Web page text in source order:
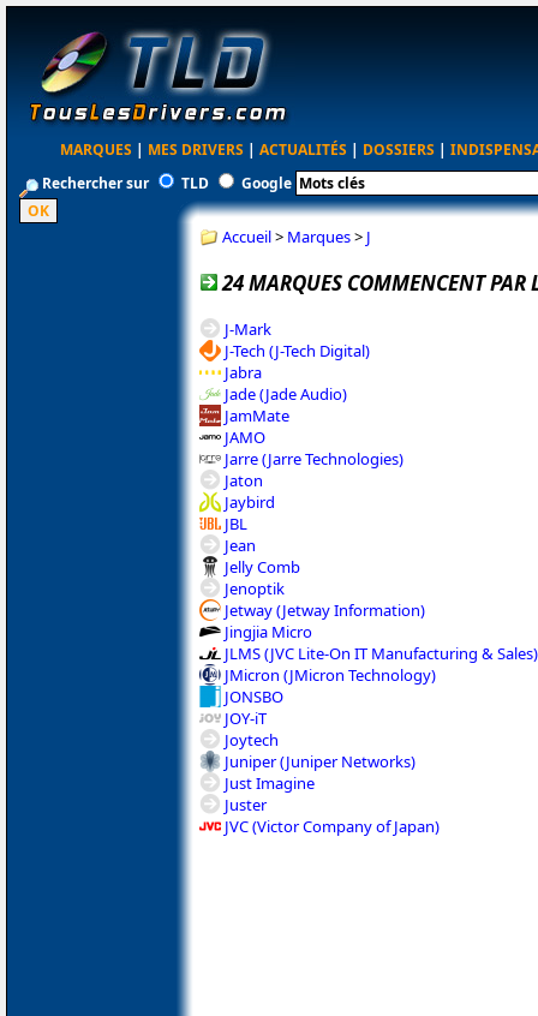
MARQUES | MES DRIVERS | ACTUALITÉS | DOSSIERS |
Rechercher sur
TLD Google
Accueil> Marques> J
24 MARQUES COMMENCENT PAR
J-Mark
J-Tech (J-Tech Digital)
Jabra
Jade (Jade Audio)
JamMate
JAMO
Jarre (Jarre Technologies)
Jaton
Jaybird
JBL
Jean
Jelly Comb
Jenoptik
Jetway (Jetway Information)
Jingjia Micro
JLMS (JVC Lite-On IT Manufacturing & Sales)
JMicron (JMicron Technology)
JONSBO
JOY-iT
Joytech
Juniper (Juniper Networks)
Just Imagine
Juster
JVC (Victor Company of Japan)